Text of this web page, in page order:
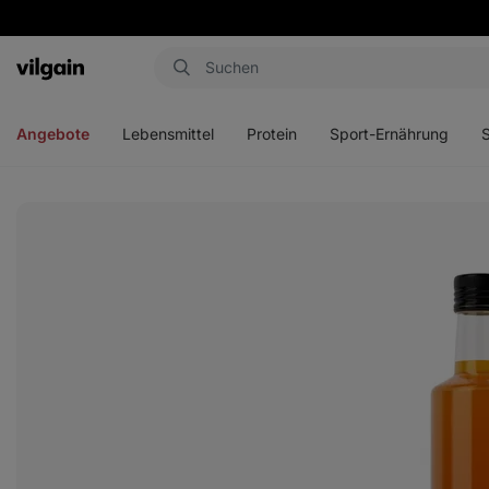
Aktin
Angebote Lebensmittel Protein Sport-Ernährung